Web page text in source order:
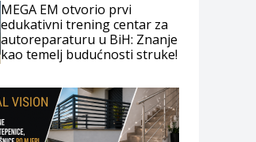
MEGA EM otvorio prvi
edukativni trening centar za
autoreparaturu u BiH: Znanje
kao temelj budućnosti struke!